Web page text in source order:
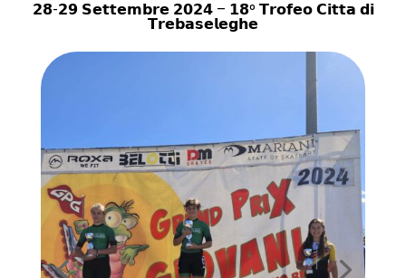
𝟮𝟴-𝟮𝟵 𝗦𝗲𝘁𝘁𝗲𝗺𝗯𝗿𝗲 𝟮𝟬𝟮𝟰 – 𝟭𝟴º 𝗧𝗿𝗼𝗳𝗲𝗼 𝗖𝗶𝘁𝘁𝗮 𝗱𝗶
𝗧𝗿𝗲𝗯𝗮𝘀𝗲𝗹𝗲𝗴𝗵𝗲